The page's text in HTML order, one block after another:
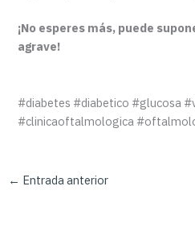
¡No esperes más, puede
agrave!
#diabetes #diabetico #glucosa
#clinicaoftalmologica
← Entrada anterior